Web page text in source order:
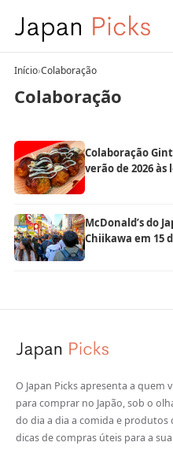
Início›Colaboração
Colaboração
Colaboração
verão de 2026 às
McDonald’s do
Chiikawa em 15
O Japan Picks apresenta a quem
para comprar no Japão, sob o
do dia a dia a comida e
dicas de compras úteis para a